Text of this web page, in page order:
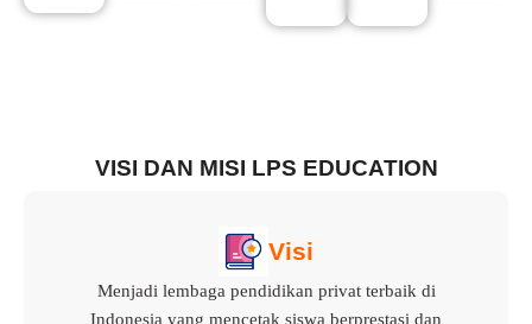
VISI DAN MISI LPS EDUCATION
Visi
Menjadi lembaga pendidikan privat terbaik di
Indonesia yang mencetak siswa berprestasi dan